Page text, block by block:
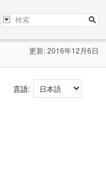
更新: 2016年12月6日
言語: